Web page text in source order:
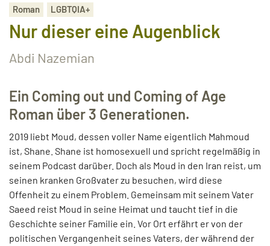
Roman LGBTQIA+
Nur dieser eine Augenblick
Abdi Nazemian
Ein Coming out und Coming of Age
Roman über 3 Generationen.
2019 liebt Moud, dessen voller Name eigentlich Mahmoud
ist, Shane. Shane ist homosexuell und spricht regelmäßig in
seinem Podcast darüber. Doch als Moud in den Iran reist, um
seinen kranken Großvater zu besuchen, wird diese
Offenheit zu einem Problem. Gemeinsam mit seinem Vater
Saeed reist Moud in seine Heimat und taucht tief in die
Geschichte seiner Familie ein. Vor Ort erfährt er von der
politischen Vergangenheit seines Vaters, der während der